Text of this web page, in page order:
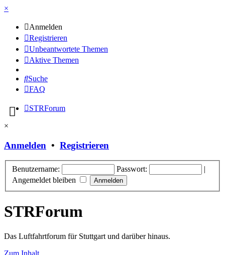
×
Anmelden
Registrieren
Unbeantwortete Themen
Aktive Themen
Suche
FAQ
STRForum
×
Anmelden • Registrieren
Benutzername: Passwort:
|
Angemeldet bleiben
STRForum
Das Luftfahrtforum für Stuttgart und darüber hinaus.
Zum Inhalt